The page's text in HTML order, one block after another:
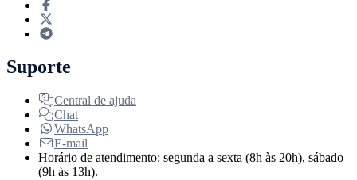
Suporte
Central de ajuda
Chat
WhatsApp
E-mail
Horário de atendimento: segunda a sexta (8h às 20h), sábado
(9h às 13h).